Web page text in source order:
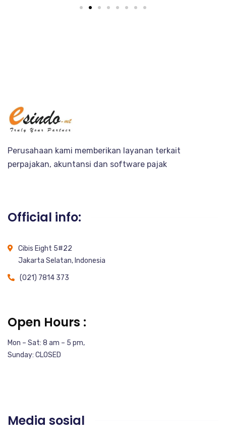
Perusahaan kami memberikan layanan terkait
perpajakan, akuntansi dan software pajak
Official info:
Cibis Eight 5#22
Jakarta Selatan, Indonesia
(021) 7814 373
Open Hours :
Mon – Sat: 8 am – 5 pm,
Sunday: CLOSED
Media sosial